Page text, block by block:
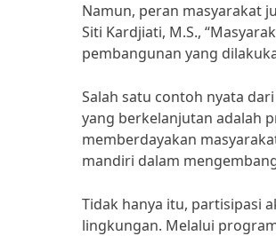
Namun, peran masyarakat
Siti Kardjiati, M.S.,
pembangunan yang
Salah satu contoh nyata
yang berkelanjutan adalah
memberdayakan
mandiri dalam
Tidak hanya itu, partisipasi
lingkungan. Melalui